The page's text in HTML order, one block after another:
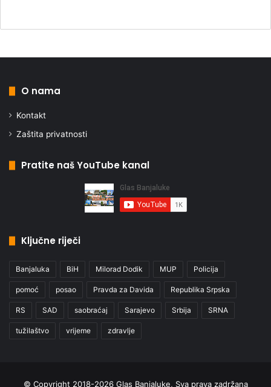
O nama
Kontakt
Zaštita privatnosti
Pratite naš YouTube kanal
Ključne riječi
Banjaluka BiH Milorad Dodik MUP Policija
pomoć posao Pravda za Davida Republika Srpska
RS SAD saobraćaj Sarajevo Srbija SRNA
tužilaštvo vrijeme zdravlje
© Copyright 2018-2026 Glas Banjaluke, Sva prava zadržana